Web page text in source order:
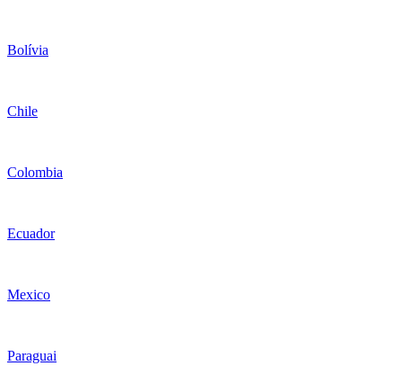
Bolívia
Chile
Colombia
Ecuador
Mexico
Paraguai